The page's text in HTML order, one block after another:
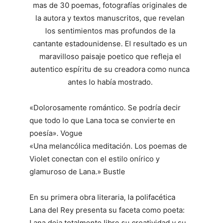
mas de 30 poemas, fotografías originales de
la autora y textos manuscritos, que revelan
los sentimientos mas profundos de la
cantante estadounidense. El resultado es un
maravilloso paisaje poetico que refleja el
autentico espíritu de su creadora como nunca
antes lo había mostrado.
«Dolorosamente romántico. Se podría decir
que todo lo que Lana toca se convierte en
poesía». Vogue
«Una melancólica meditación. Los poemas de
Violet conectan con el estilo onírico y
glamuroso de Lana.» Bustle
En su primera obra literaria, la polifacética
Lana del Rey presenta su faceta como poeta: